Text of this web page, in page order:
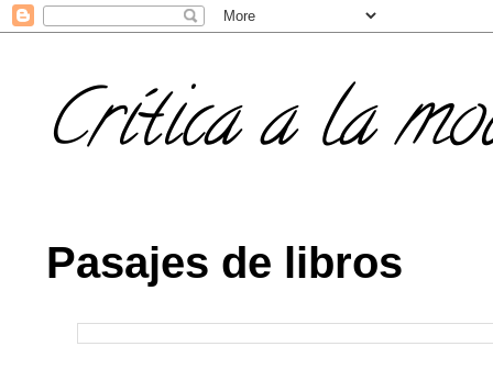
Crítica a la
Pasajes de libros